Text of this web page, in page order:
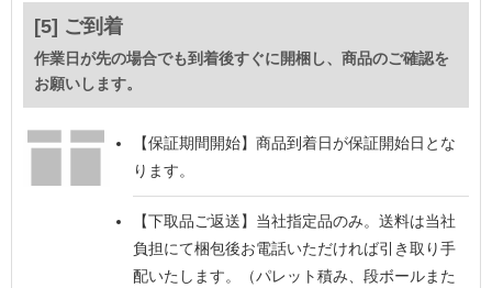
[5] ご到着
作業日が先の場合でも到着後すぐに開梱し、商品のご確認を
お願いします。
【保証期間開始】 商品到着日が保証開始日とな
ります。
【下取品ご返送】 当社指定品のみ。送料は当社
負担にて梱包後お電話いただければ引き取り手
配いたします。（パレット積み、段ボールまた